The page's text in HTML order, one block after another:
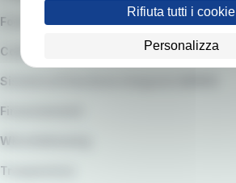
Fornitori e Gare
Codice etico e modello organizzativo
Sistema di Gestione integrato QARSS
Finanziamenti
Whistleblowing
Trasparenza
Rifiuta tutti i cookie
Personalizza